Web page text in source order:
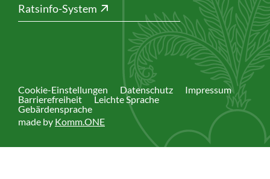
Ratsinfo-System
Cookie-Einstellungen Datenschutz
Impressum
Barrierefreiheit
Leichte Sprache
Gebärdensprache
made by Komm.ONE